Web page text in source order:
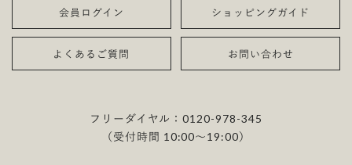
会員ログイン ショッピングガイド
よくあるご質問 お問い合わせ
フリーダイヤル：0120-978-345
（受付時間 10:00〜19:00）